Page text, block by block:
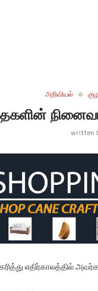
அறிவியல்
written
எதிர்காலத்தில்